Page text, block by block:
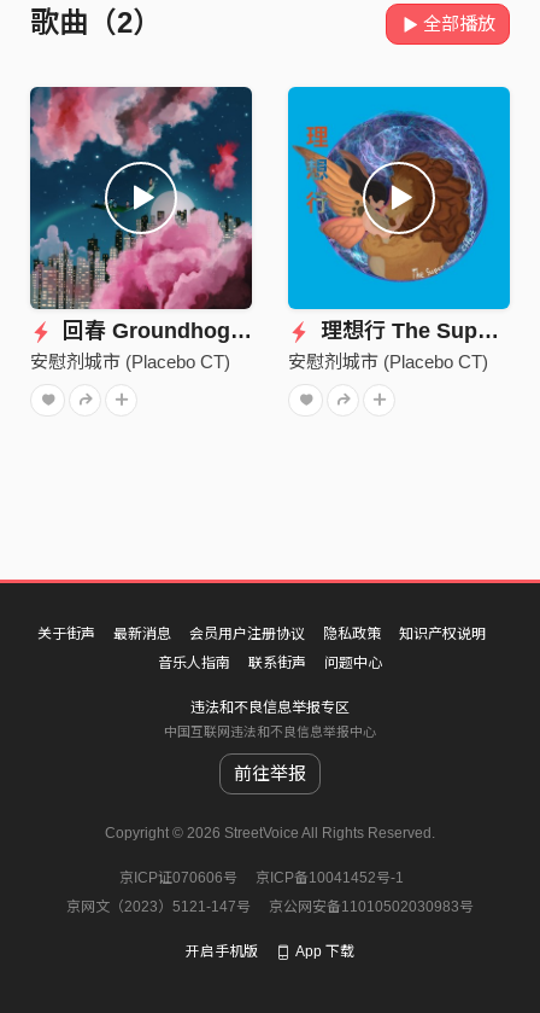
歌曲（2） 全部播放
回春 Groundhog Sees No Shadow
安慰剂城市 (Placebo CT)
理想行 The Super Mario Effect
安慰剂城市 (Placebo CT)
关于街声 最新消息 会员用户注册协议 隐私政策
知识产权说明
音乐人指南
联系街声 问题中心
违法和不良信息举报专区
中国互联网违法和不良信息举报中心
前往举报
Copyright © 2026 StreetVoice All Rights Reserved.
京ICP证070606号
京ICP备10041452号-1
京网文（2023）5121-147号
京公网安备11010502030983号
开启手机版 App 下载